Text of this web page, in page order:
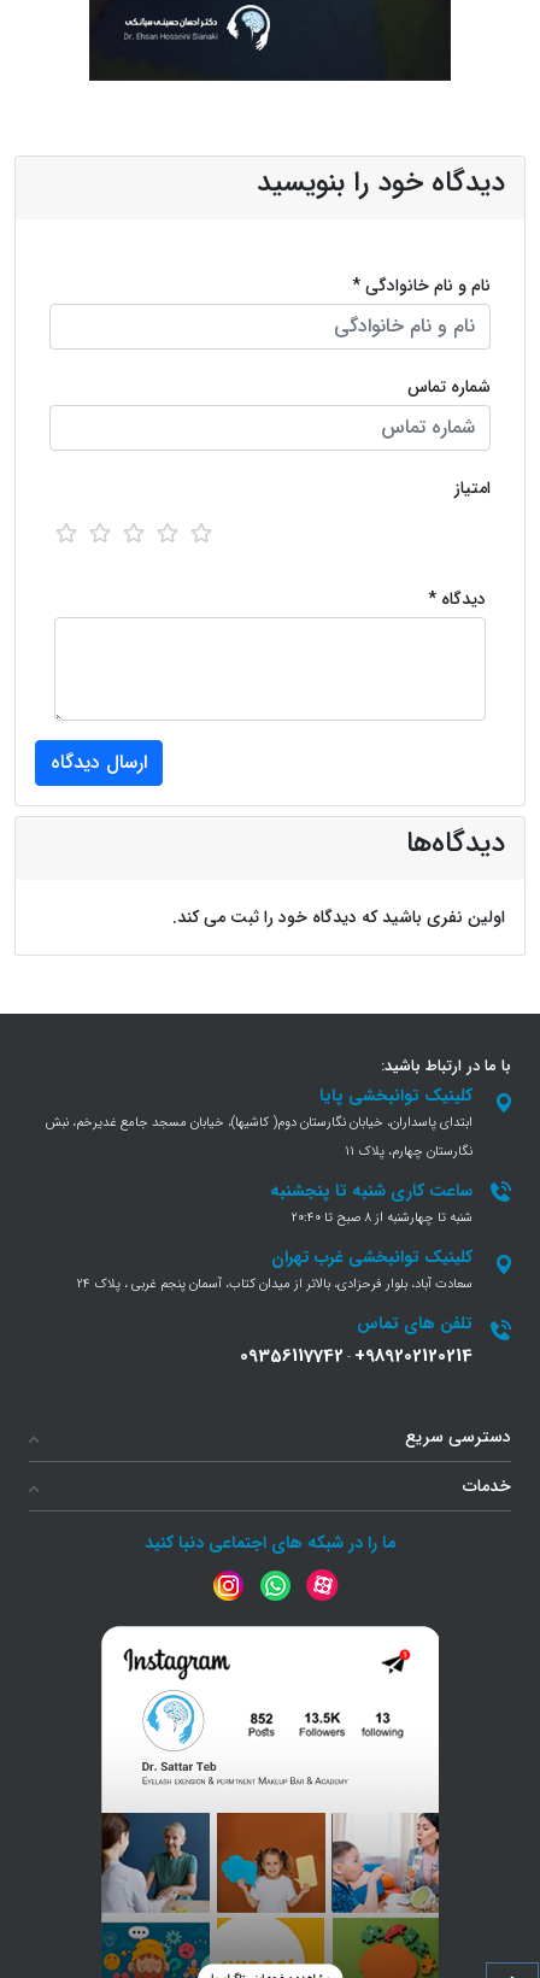
دیدگاه خود را بنویسید
نام و نام خانوادگی *
شماره تماس
امتیاز
دیدگاه *
دیدگاه‌ها
اولین نفری باشید که دیدگاه خود را ثبت می کند.
با ما در ارتباط باشید:
کلینیک توانبخشی پایا
ابتدای پاسداران، خیابان نگارستان دوم( کاشیها)، خیابان مسجد جامع غدیرخم، نبش
نگارستان چهارم، پلاک 11
ساعت کاری شنبه تا پنجشنبه
شنبه تا چهارشنبه از 8 صبح تا 20:40
کلینیک توانبخشی غرب تهران
سعادت آباد، بلوار فرحزادی، بالاتر از میدان کتاب، آسمان پنجم غربی ، پلاک 24
تلفن های تماس
+989202120214
-
09356117742
دسترسی سریع
خدمات
ما را در شبکه های اجتماعی دنبا کنید